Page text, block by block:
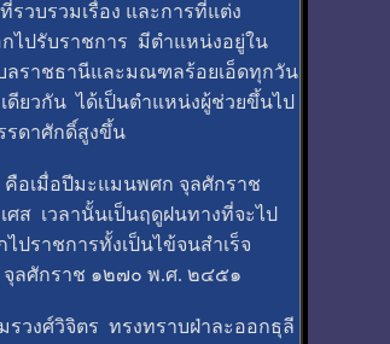
บรวมเรื่อง และการที่แต่ง
ไปรับราชการ มีตำแหน่งอยู่ใน
ราชธานีและมณฑลร้อยเอ็ดทุกวัน
ดียวกัน ได้เป็นตำแหน่งผู้ช่วยขึ้นไป
รดาศักดิ์สูงขึ้น
อเมื่อปีมะแมนพศก จุลศักราช
ส เวลานั้นเป็นฤดูฝนทางที่จะไป
ราชการทั้งเป็นไข้จนสำเร็จ
ลศักราช ๑๒๗๐ พ.ศ. ๒๔๕๑
วงศ์วิจิตร ทรงทราบฝ่าละออกธุลี